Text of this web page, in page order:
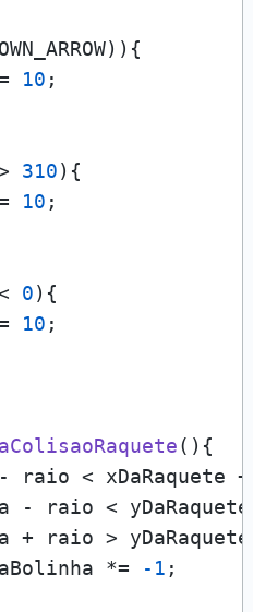
10 ;
310){
10 ;
0){
10 ;
() {
raio < xDaRaquete +
- raio <
+ raio >
*=
-1 ;